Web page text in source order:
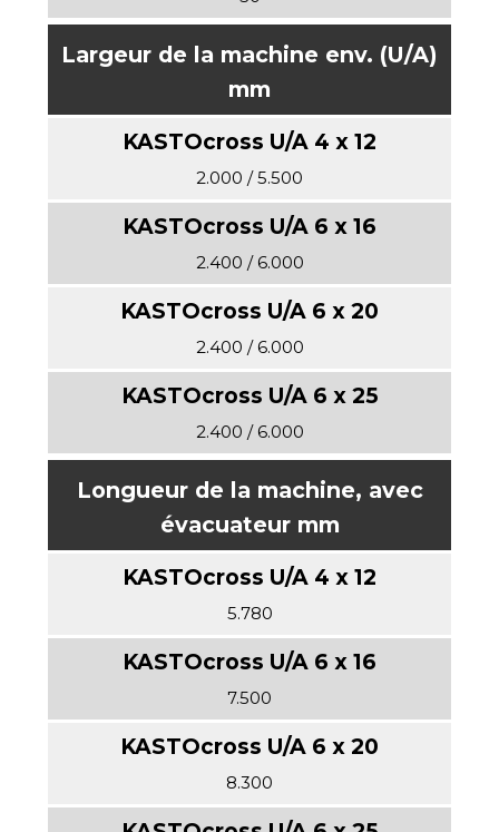
Largeur de la machine env. (U/A)
mm
2.000 / 5.500
2.400 / 6.000
2.400 / 6.000
2.400 / 6.000
Longueur de la machine, avec
évacuateur mm
5.780
7.500
8.300